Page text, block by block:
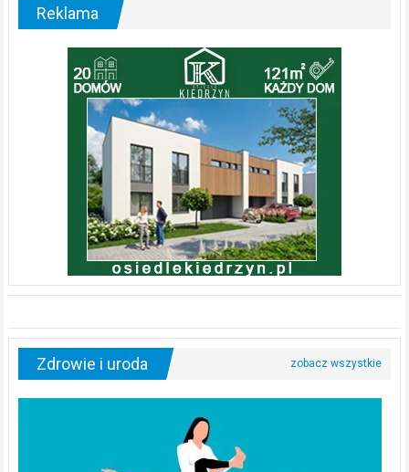
Reklama
Zdrowie i uroda